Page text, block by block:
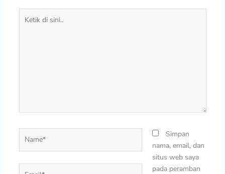
Simpan
nama, email, dan
situs web saya
pada peramban